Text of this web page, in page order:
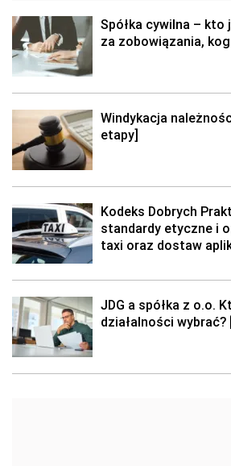
Spółka cywilna –
za zobowiązania,
Windykacja
etapy]
Kodeks Dobrych
standardy etyczne i
taxi oraz dostaw
JDG a spółka z o.o.
działalności wybrać?